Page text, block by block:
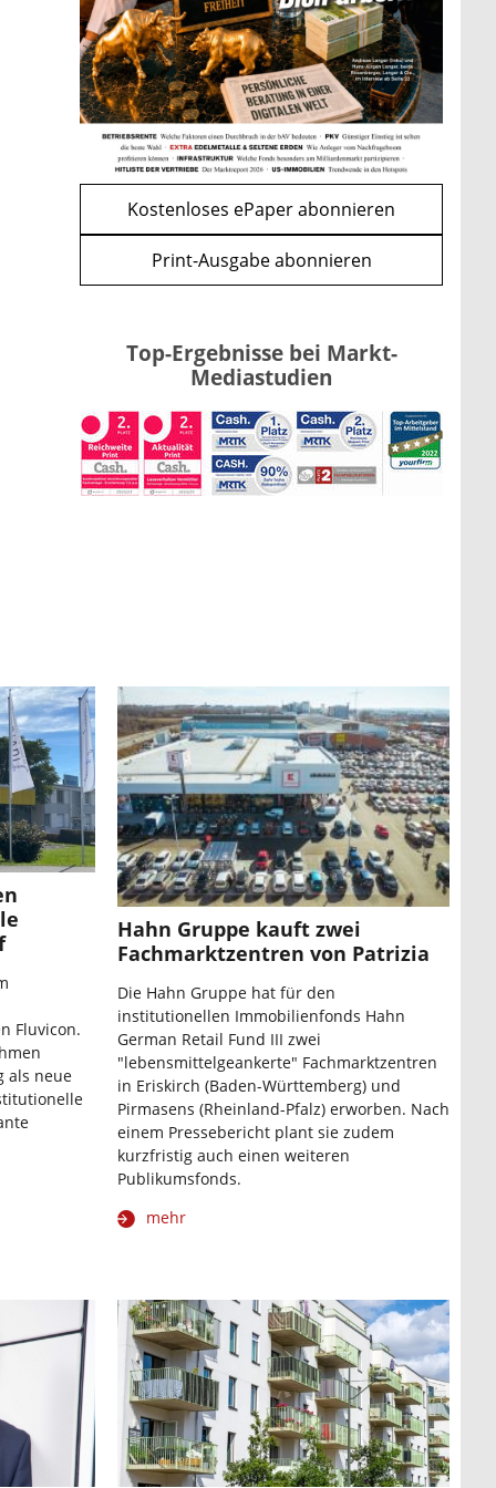
WEITERE ARTIKEL
zurückweiter
Apple-Aktie nach
Quartalszahlen: Ist der
Kursrückgang jetzt eine
Kaufchance?
mehr
Kostenloses ePaper abonnieren
Print-Ausgabe abonnieren
Top-Ergebnisse bei Markt-
Mediastudien
Fluvicon.
als neue
Hahn Gruppe kauft zwei
Fachmarktzentren von Patrizia
Die Hahn Gruppe hat für den
institutionellen Immobilienfonds Hahn
German Retail Fund III zwei
"lebensmittelgeankerte" Fachmarktzentren
in Eriskirch (Baden-Württemberg) und
Pirmasens (Rheinland-Pfalz) erworben. Nach
einem Pressebericht plant sie zudem
kurzfristig auch einen weiteren
Publikumsfonds.
mehr